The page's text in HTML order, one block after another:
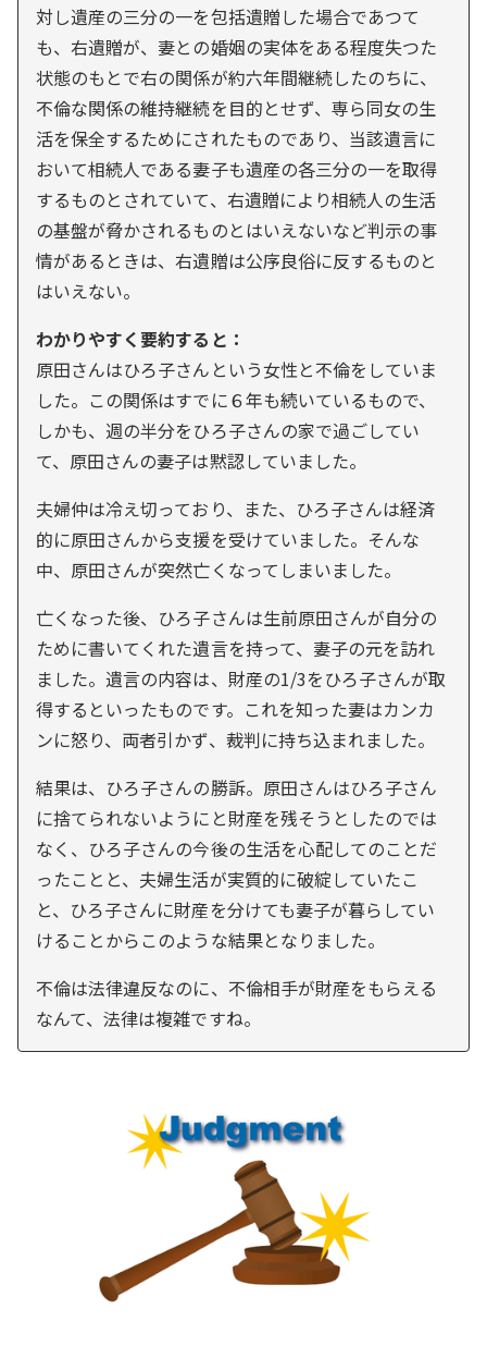
対し遺産の三分の一を包括遺贈した場合であつて
も、右遺贈が、妻との婚姻の実体をある程度失つた
状態のもとで右の関係が約六年間継続したのちに、
不倫な関係の維持継続を目的とせず、専ら同女の生
活を保全するためにされたものであり、当該遺言に
おいて相続人である妻子も遺産の各三分の一を取得
するものとされていて、右遺贈により相続人の生活
の基盤が脅かされるものとはいえないなど判示の事
情があるときは、右遺贈は公序良俗に反するものと
はいえない。
わかりやすく要約すると：
原田さんはひろ子さんという女性と不倫をしていま
した。この関係はすでに６年も続いているもので、
しかも、週の半分をひろ子さんの家で過ごしてい
て、原田さんの妻子は黙認していました。
夫婦仲は冷え切っており、また、ひろ子さんは経済
的に原田さんから支援を受けていました。そんな
中、原田さんが突然亡くなってしまいました。
亡くなった後、ひろ子さんは生前原田さんが自分の
ために書いてくれた遺言を持って、妻子の元を訪れ
ました。遺言の内容は、財産の1/3をひろ子さんが取
得するといったものです。これを知った妻はカンカ
ンに怒り、両者引かず、裁判に持ち込まれました。
結果は、ひろ子さんの勝訴。原田さんはひろ子さん
に捨てられないようにと財産を残そうとしたのでは
なく、ひろ子さんの今後の生活を心配してのことだ
ったことと、夫婦生活が実質的に破綻していたこ
と、ひろ子さんに財産を分けても妻子が暮らしてい
けることからこのような結果となりました。
不倫は法律違反なのに、不倫相手が財産をもらえる
なんて、法律は複雑ですね。